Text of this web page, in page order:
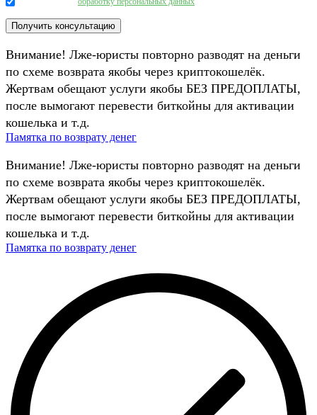
Внимание! Лже-юристы повторно разводят на деньги
по схеме возврата якобы через криптокошелёк.
Жертвам обещают услуги якобы БЕЗ ПРЕДОПЛАТЫ,
после вымогают перевести биткойны для активации
кошелька и т.д.
Памятка по возврату денег
Внимание! Лже-юристы повторно разводят на деньги
по схеме возврата якобы через криптокошелёк.
Жертвам обещают услуги якобы БЕЗ ПРЕДОПЛАТЫ,
после вымогают перевести биткойны для активации
кошелька и т.д.
Памятка по возврату денег